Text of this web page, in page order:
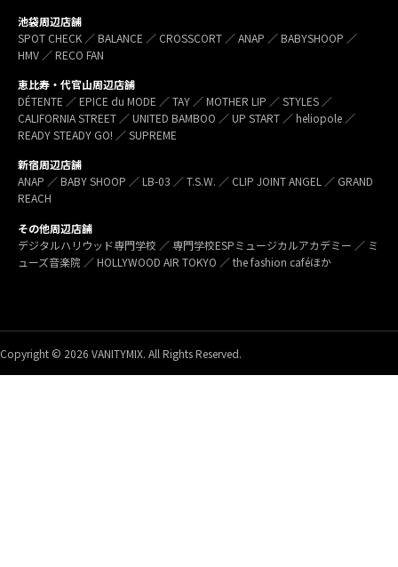
池袋周辺店舗
SPOT CHECK ／ BALANCE ／ CROSSCORT ／ ANAP ／ BABYSHOOP ／
HMV ／ RECO FAN
恵比寿・代官山周辺店舗
DÉTENTE ／ EPICE du MODE ／ TAY ／ MOTHER LIP ／ STYLES ／
CALIFORNIA STREET ／ UNITED BAMBOO ／ UP START ／ heliopole ／
READY STEADY GO! ／ SUPREME
新宿周辺店舗
ANAP ／ BABY SHOOP ／ LB-03 ／ T.S.W. ／ CLIP JOINT ANGEL ／ GRAND
REACH
その他周辺店舗
デジタルハリウッド専門学校 ／ 専門学校ESPミュージカルアカデミー ／ ミ
ューズ音楽院 ／ HOLLYWOOD AIR TOKYO ／ the fashion caféほか
Copyright © 2026 VANITYMIX. All Rights Reserved.